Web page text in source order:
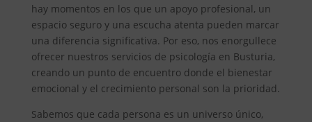
hay momentos en los que un apoyo profesional, un
espacio seguro y una escucha atenta pueden marcar
una diferencia significativa. Por eso, nos enorgullece
ofrecer nuestros servicios de psicología en Busturia,
creando un punto de encuentro donde el bienestar
emocional y el crecimiento personal son la prioridad.
Sabemos que cada persona es un universo único,